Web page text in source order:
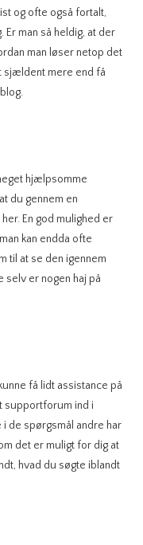
og ofte også fortalt,
man så heldig, at der
man løser netop det
sjældent mere end få
hjælpsomme
du gennem en
En god mulighed er
kan endda ofte
til at se den igennem
selv er nogen haj på
få lidt assistance på
supportforum ind i
de spørgsmål andre har
det er muligt for dig at
hvad du søgte iblandt